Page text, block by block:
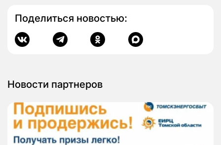
Поделиться новостью:
Новости партнеров